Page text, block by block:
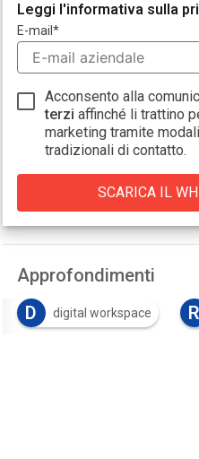
Leggi l'informativa sulla
E-mail *
Acconsento alla
terzi affinché li trattino
marketing tramite
tradizionali di contatto.
Approfondimenti
D
digital workspace R